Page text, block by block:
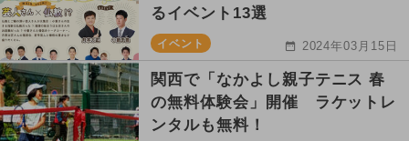
るイベント13選
イベント 2024年03月15日
関西で「なかよし親子テニス 春
の無料体験会」開催 ラケットレ
ンタルも無料！